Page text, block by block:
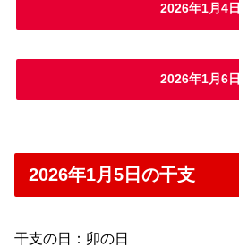
2026年1月4日
2026年1月6日
2026年1月5日の干支
干支の日：卯の日